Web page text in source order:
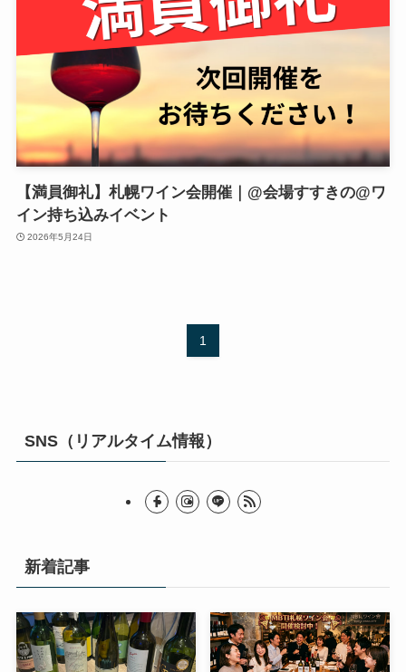
【満員御礼】札幌ワイン会開催｜@会場すすきの@ワ
イン持ち込みイベント
2026年5月24日
1
SNS（リアルタイム情報）
新着記事